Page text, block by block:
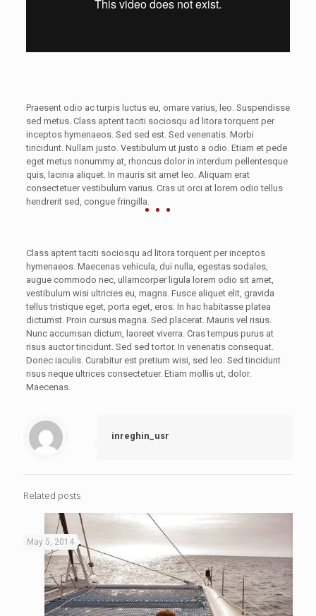
Praesent odio ac turpis luctus eu, ornare varius, leo. Suspendisse
sed metus. Class aptent taciti sociosqu ad litora torquent per
inceptos hymenaeos. Sed sed est. Sed venenatis. Morbi
tincidunt. Nullam justo. Vestibulum ut justo a odio. Etiam et pede
eget metus nonummy at, rhoncus dolor in interdum pellentesque
quis, lacinia aliquet. In mauris sit amet leo. Aliquam erat
consectetuer vestibulum varius. Cras ut orci at lorem odio tellus
hendrerit sed, congue fringilla.
Class aptent taciti sociosqu ad litora torquent per inceptos
hymenaeos. Maecenas vehicula, dui nulla, egestas sodales,
augue commodo nec, ullamcorper ligula lorem odio sit amet,
vestibulum wisi ultricies eu, magna. Fusce aliquet elit, gravida
tellus tristique eget, porta eget, eros. In hac habitasse platea
dictumst. Proin cursus magna. Sed placerat. Mauris vel risus.
Nunc accumsan dictum, laoreet viverra. Cras tempus purus at
risus auctor tincidunt. Sed sed tortor. In venenatis consequat.
Donec iaculis. Curabitur est pretium wisi, sed leo. Sed tincidunt
risus neque ultrices consectetuer. Etiam mollis ut, dolor.
Maecenas.
inreghin_usr
Related posts
May 5, 2014